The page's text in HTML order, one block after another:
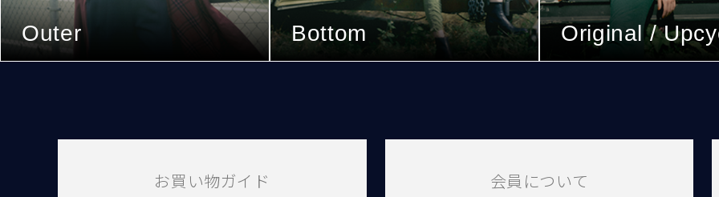
Outer Bottom Original /
お買い物ガイド 会員について